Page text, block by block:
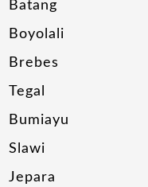
Batang
Boyolali
Brebes
Tegal
Bumiayu
Slawi
Jepara